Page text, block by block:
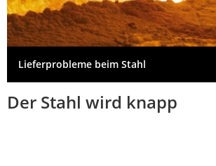
Lieferprobleme beim Stahl
Der Stahl wird knapp